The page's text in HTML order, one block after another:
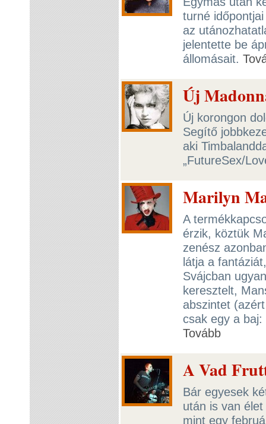
turné
az
jelentette be
állomásait.
Új
Új korongon
Segítő
aki
„FutureSex/
Marilyn
A
érzik, köztük
zenész
látja a
Svájcban
keresztelt,
abszintet
csak egy a
Tovább
A Vad
Bár egyesek
után is van
mint egy